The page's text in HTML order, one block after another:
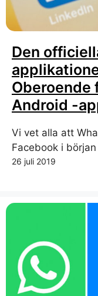
Den
Oberoende
Android -
Vi vet alla att
Facebook i
26 juli 2019